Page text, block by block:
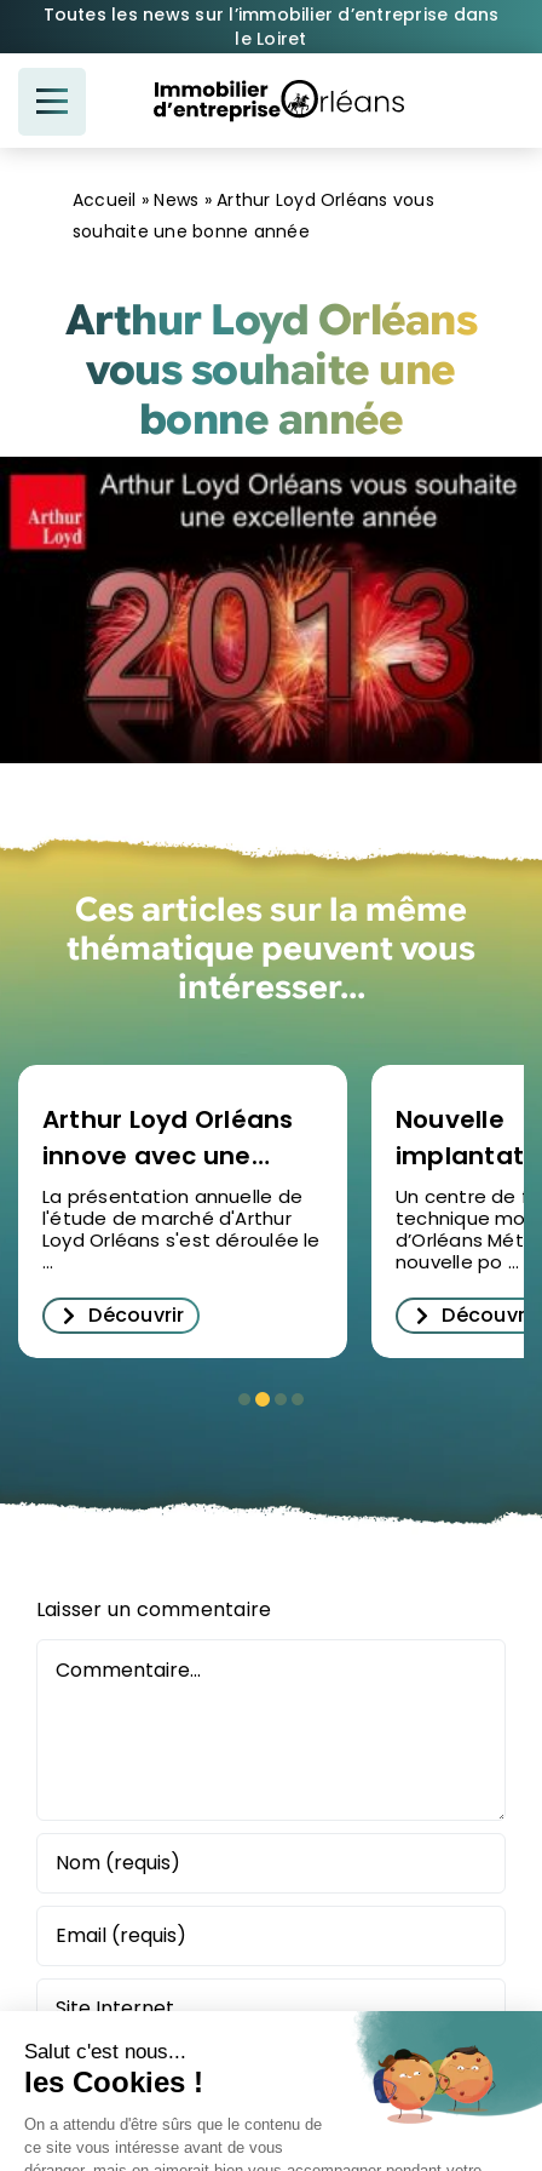
Passer
contenu
Toutes les news sur l’immobilier d’entreprise dans
le Loiret
Accueil »News »Arthur Loyd Orléans vous
souhaite une bonne année
Arthur Loyd Orléans
vous souhaite une
bonne année
Ces articles sur la même
thématique peuvent vous
intéresser…
Arthur Loyd Orléans
innove avec une
étude de marché
2025 en vidéo : un
succès pour
décrypter
l’immobilier
La présentation annuelle de
l'étude de marché d'Arthur
Loyd Orléans s'est déroulée le
...
Découvrir
Nouvelle
SOCOTEC
à Ormes :
pour la
le Loiret
Un centre de
technique
d’Orléans
nouvelle po ...
Découvrir
Laisser un commentaire